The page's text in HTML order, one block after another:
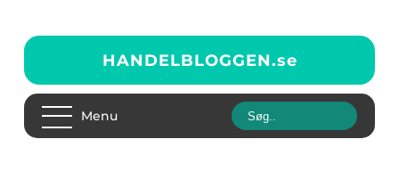
HANDELBLOGGEN.se
Menu